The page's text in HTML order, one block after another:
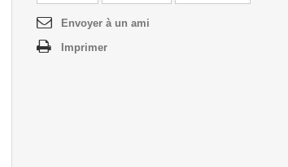
Envoyer à un ami
Imprimer